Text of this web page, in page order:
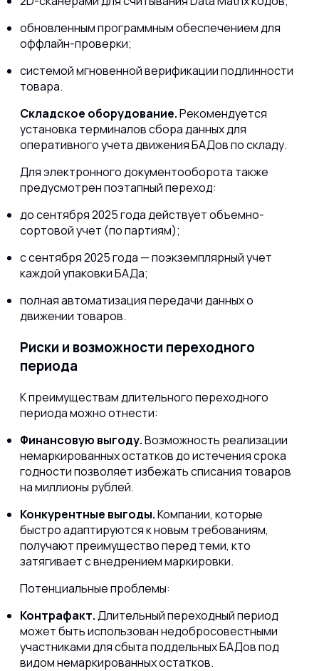
обновленным программным обеспечением для
оффлайн-проверки;
системой мгновенной верификации подлинности
товара.
Складское оборудование.Рекомендуется
установка терминалов сбора данных для
оперативного учета движения БАДов по складу.
Для электронного документооборота также
предусмотрен поэтапный переход:
до сентября 2025 года действует объемно-
сортовой учет (по партиям);
с сентября 2025 года — поэкземплярный учет
каждой упаковки БАДа;
полная автоматизация передачи данных о
движении товаров.
Риски и возможности переходного
периода
К преимуществам длительного переходного
периода можно отнести:
Финансовую выгоду.Возможность реализации
немаркированных остатков до истечения срока
годности позволяет избежать списания товаров
на миллионы рублей.
Конкурентные выгоды.Компании, которые
быстро адаптируются к новым требованиям,
получают преимущество перед теми, кто
затягивает с внедрением маркировки.
Потенциальные проблемы:
Контрафакт.Длительный переходный период
может быть использован недобросовестными
участниками для сбыта поддельных БАДов под
видом немаркированных остатков.